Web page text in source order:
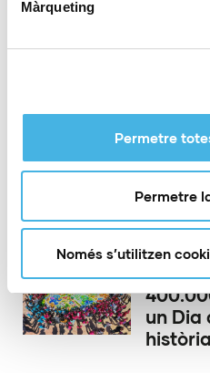
Màrqueting
Permetre
Permetre
Només s’utilitzen
Final
CV
30 de març
un Dia
història